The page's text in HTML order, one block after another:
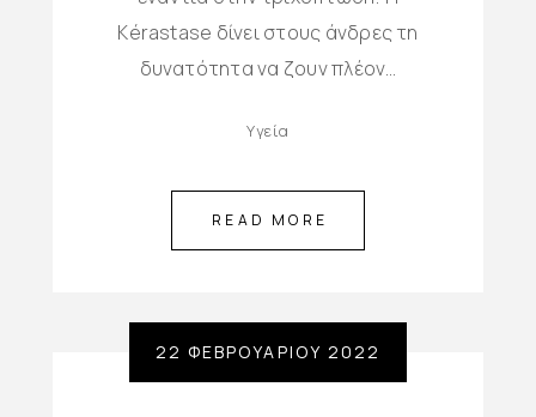
Kérastase δίνει στους άνδρες τη
δυνατότητα να ζουν πλέον…
Υγεία
READ MORE
22 ΦΕΒΡΟΥΑΡΊΟΥ 2022